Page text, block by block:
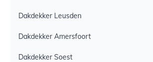
Dakdekker Leusden
Dakdekker Amersfoort
Dakdekker Soest